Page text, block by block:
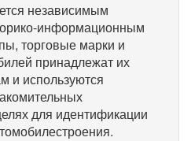
независимым
информационным
торговые марки и
принадлежат их
и используются
для идентификации